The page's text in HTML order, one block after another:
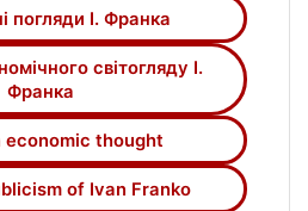
економічної думки.
погляди І. Франка
світогляду І.
Франка
economic thought
of Ivan Franko